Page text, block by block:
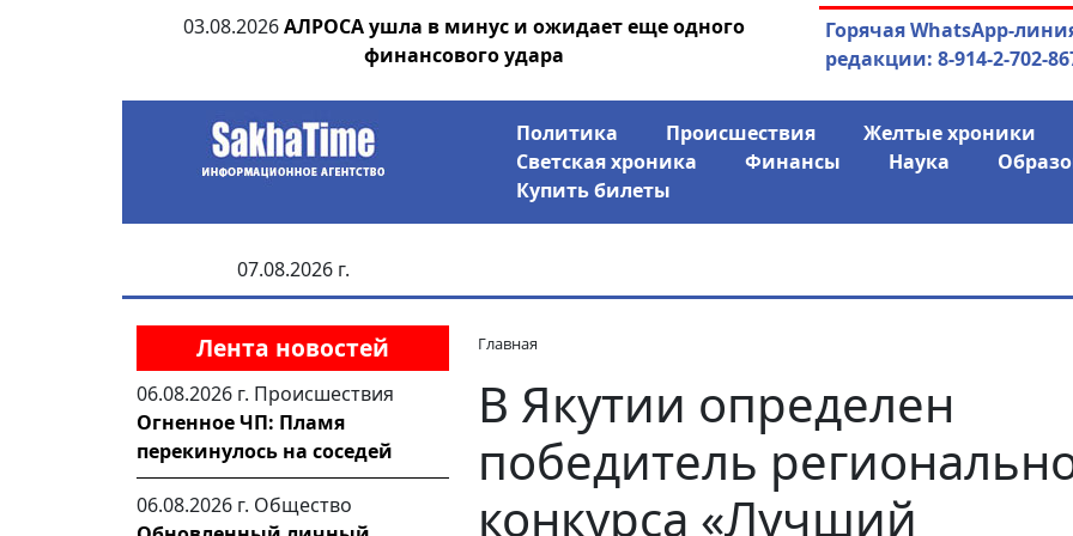
03.08.2026 АЛРОСА ушла в минус и ожидает еще одного
финансового удара
04.08.2026Маринычев у
Горячая WhatsApp-
редакции: 8-914-2-702-
Политика Происшествия Желтые хроники
Светская хроника
Финансы Наука
Купить билеты
07.08.2026 г.
Лента новостей
06.08.2026 г. Происшествия
Огненное ЧП: Пламя
перекинулось на соседей
06.08.2026 г. Общество
Главная
В Якутии определен
победитель
конкурса «Лучший